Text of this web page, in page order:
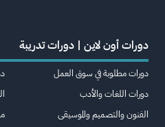
دورات أون لاين | دورات تدريبة
دورات مطلوبة في سوق العمل
دورات اللغات والأدب
الفنون والتصميم والموسيقى